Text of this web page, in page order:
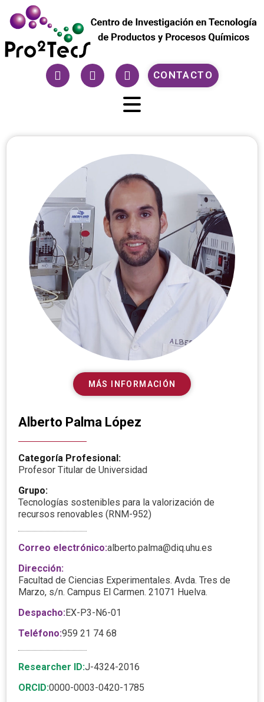
CONTACTO
MÁS INFORMACIÓN
Alberto Palma López
Categoría Profesional:
Profesor Titular de Universidad
Grupo:
Tecnologías sostenibles para la valorización de
recursos renovables (RNM-952)
Correo electrónico:alberto.palma@diq.uhu.es
Dirección:
Facultad de Ciencias Experimentales. Avda. Tres de
Marzo, s/n. Campus El Carmen. 21071 Huelva.
Despacho:EX-P3-N6-01
Teléfono:959 21 74 68
Researcher ID:J-4324-2016
ORCID:0000-0003-0420-1785